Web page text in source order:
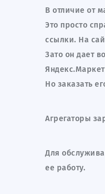
В отличие от
Это просто
ссылки. На
Зато он дает
Но заказать
Агрегаторы
Для
ее работу.